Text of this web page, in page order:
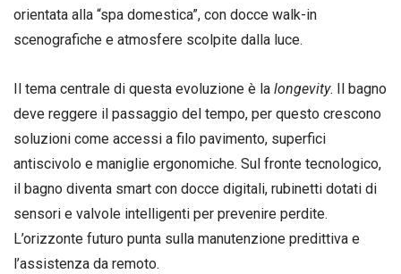
orientata alla “spa domestica”, con docce walk-in
scenografiche e atmosfere scolpite dalla luce.
Il tema centrale di questa evoluzione è la longevity. Il bagno
deve reggere il passaggio del tempo, per questo crescono
soluzioni come accessi a filo pavimento, superfici
antiscivolo e maniglie ergonomiche. Sul fronte tecnologico,
il bagno diventa smart con docce digitali, rubinetti dotati di
sensori e valvole intelligenti per prevenire perdite.
L’orizzonte futuro punta sulla manutenzione predittiva e
l’assistenza da remoto.